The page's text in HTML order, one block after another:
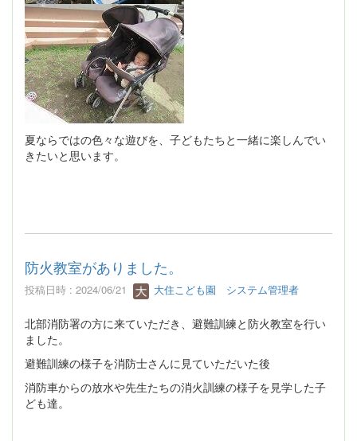
夏ならではの色々な遊びを、子どもたちと一緒に楽しんでい
きたいと思います。
防火教室がありました。
投稿日時 : 2024/06/21 大住こども園 システム管理者
北部消防署の方に来ていただき、避難訓練と防火教室を行い
ました。
避難訓練の様子を消防士さんに見ていただいた後
消防車からの放水や先生たちの消火訓練の様子を見学した子
ども達。